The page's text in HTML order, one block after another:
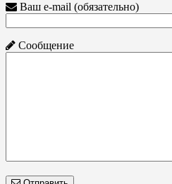
Ваш e-mail (обязательно)
Сообщение